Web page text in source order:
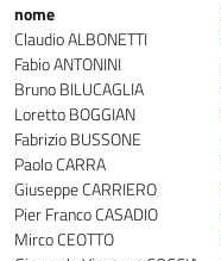
nome
Claudio ALBONETTI
Fabio ANTONINI
Bruno BILUCAGLIA
Loretto BOGGIAN
Fabrizio BUSSONE
Paolo CARRA
Giuseppe CARRIERO
Pier Franco CASADIO
Mirco CEOTTO